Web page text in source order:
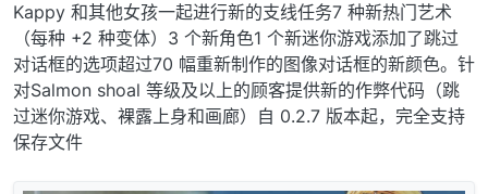
Kappy 和其他女孩一起进行新的支线任务7 种新热门艺术
（每种 +2 种变体）3 个新角色1 个新迷你游戏添加了跳过
对话框的选项超过70 幅重新制作的图像对话框的新颜色。针
对Salmon shoal 等级及以上的顾客提供新的作弊代码（跳
过迷你游戏、裸露上身和画廊）自 0.2.7 版本起，完全支持
保存文件